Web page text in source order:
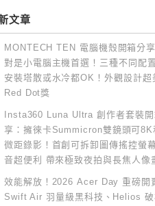
文章
MONTECH TEN 電腦機殼開箱分
對是小電腦主機首選！三種不同配
安裝塔散或水冷都OK！外觀設計超
Red Dot獎
Insta360 Luna Ultra 創作者套裝
享：擁徠卡Summicron雙鏡頭可8K
微距錄影！首創可拆卸圖傳搖控螢
音超便利 帶來極致夜拍與長焦人像
效能解放！2026 Acer Day 重磅開
Swift Air 羽量級黑科技、Helios 破